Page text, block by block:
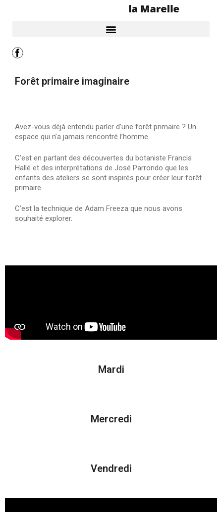
Forêt primaire imaginaire
Avez-vous déjà entendu parler d’une forêt primaire ? Un
espace qui n’a jamais rencontré l’homme.
C’est en partant des découvertes du botaniste Francis
Hallé et des interprétations de José Parrondo que les
enfants des ateliers se sont inspirés pour créer leur forêt
primaire.
C’est la technique de Adam Freeza que nous avons
souhaité explorer.
Mardi
Mercredi
Vendredi